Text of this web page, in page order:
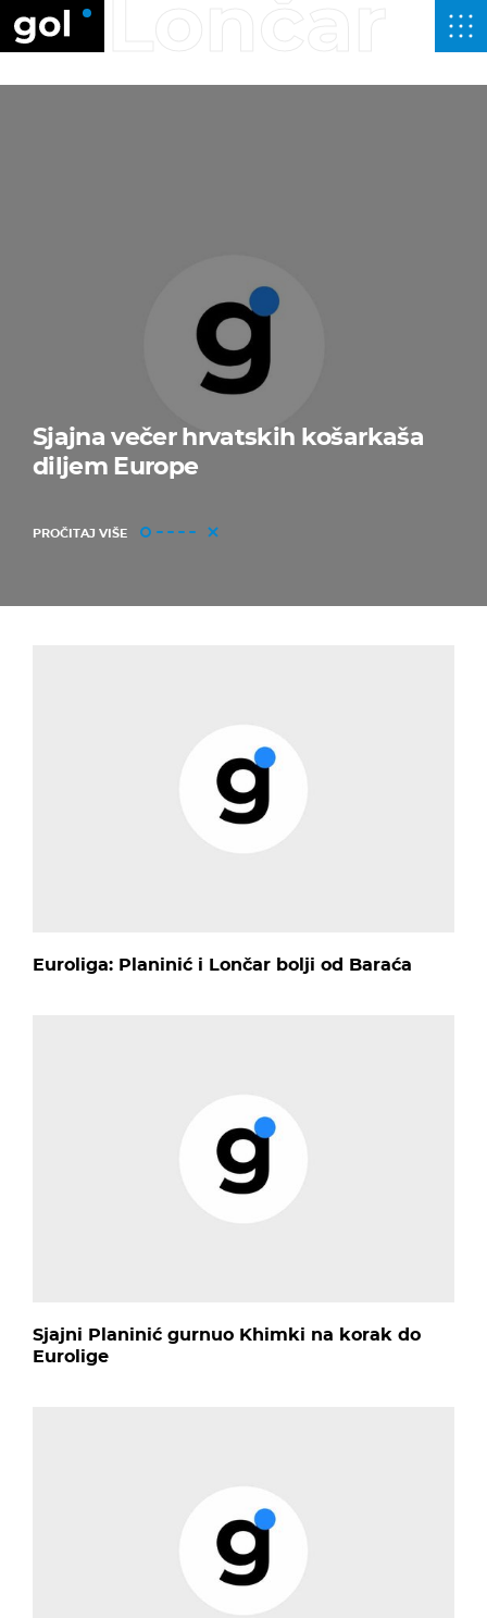
Sjajna večer hrvatskih košarkaša
diljem Europe
PROČITAJ VIŠE
Euroliga: Planinić i Lončar bolji od Baraća
Sjajni Planinić gurnuo Khimki na korak do
Eurolige